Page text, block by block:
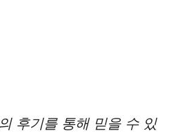
후기를 통해 믿을 수 있